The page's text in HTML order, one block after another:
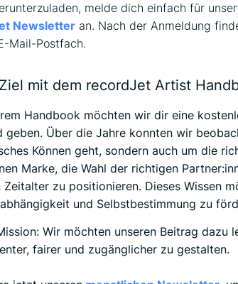
melde dich einfach für
Newsletter an. Nach der Anmeldung
Mail-Postfach.
mit dem recordJet Artist
Handbook möchten wir dir eine
geben. Über die Jahre konnten wir
Können geht, sondern auch um die
Marke, die Wahl der richtigen
zu positionieren. Dieses Wissen
und Selbstbestimmung zu
Wir möchten unseren Beitrag dazu
fairer und zugänglicher zu gestalten.